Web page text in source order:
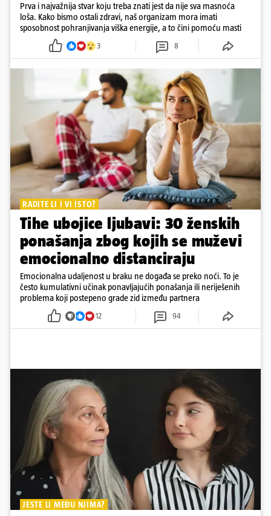
Prva i najvažnija stvar koju treba znati jest da nije sva masnoća
loša. Kako bismo ostali zdravi, naš organizam mora imati
sposobnost pohranjivanja viška energije, a to čini pomoću masti
3 8
RADITE LI I VI ISTO?
Tihe ubojice ljubavi: 30 ženskih
ponašanja zbog kojih se muževi
emocionalno distanciraju
Emocionalna udaljenost u braku ne događa se preko noći. To je
često kumulativni učinak ponavljajućih ponašanja ili neriješenih
problema koji postepeno grade zid između partnera
12 94
JESTE LI MEĐU NJIMA?